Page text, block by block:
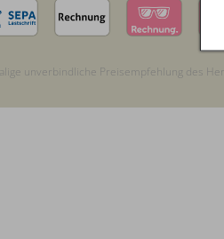
unverbindliche Preisempfehlung des